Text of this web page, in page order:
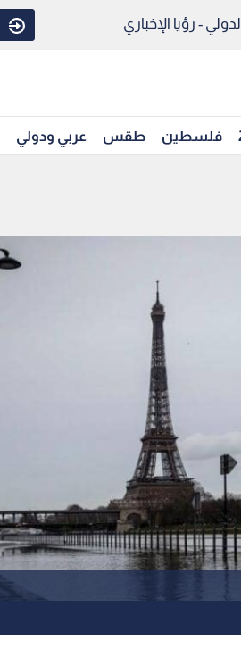
- رؤيا الإخباري
فلسطين طقس عربي ودولي